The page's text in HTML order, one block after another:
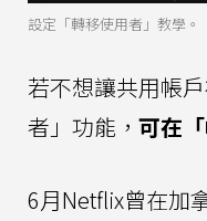
設定「轉移使用者」教學。
若不想讓共用帳
者」功能， 可在
6月Netflix曾在加